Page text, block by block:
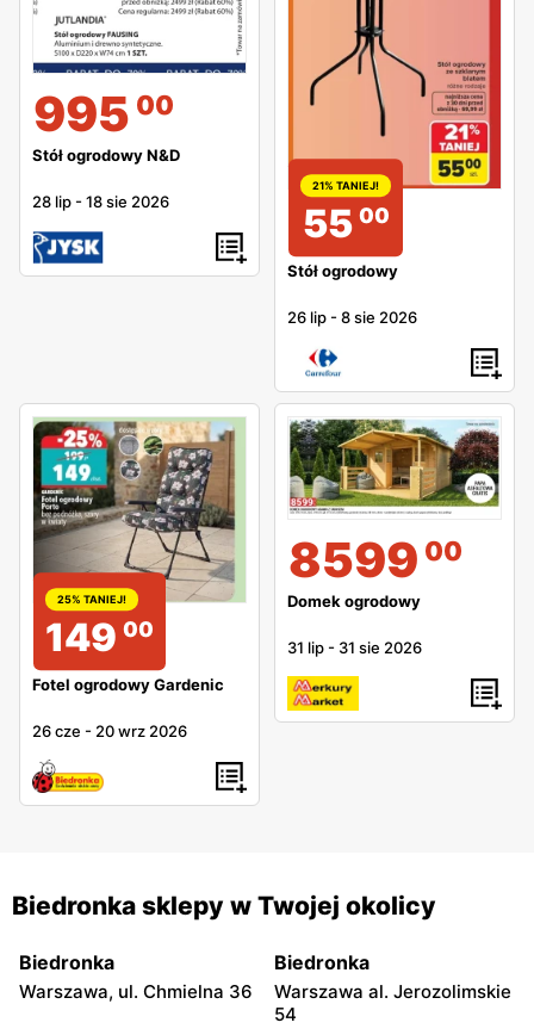
995 00
Stół ogrodowy N&D
28 lip -18 sie 2026
21% TANIEJ!
55 00
Stół ogrodowy
26 lip -8 sie 2026
25% TANIEJ!
149 00
Fotel ogrodowy Gardenic
26 cze - 20 wrz 2026
8599 00
Domek ogrodowy
31 lip - 31 sie 2026
Biedronka sklepy w Twojej okolicy
Biedronka
Warszawa, ul. Chmielna 36
Biedronka
Warszawa al. Jerozolimskie
54